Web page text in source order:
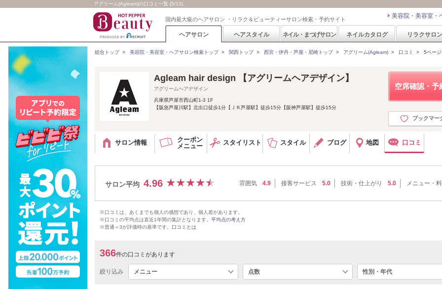
アグリーム(Agleam)の口コミ一覧 (5/13)
国内最大級のヘアサロン ・リラク＆ビューティーサロン検索・予約サイト 美容院・美容室・
ヘアサロン ヘアスタイル ネイル・まつげサロン ネイルカタログ リラクサロン
総合トップ> 美容院・美容室・ヘアサロン検索トップ> 関西トップ> 西宮・伊丹・芦屋・尼崎トップ> アグリーム(Agleam) > 口コミ > 5ページ
空席確認・予
ブックマー
Agleam hair design 【アグリームヘアデザイン】
アグリームヘアデザイン
兵庫県芦屋市西山町1-3 1F
【阪急芦屋川駅】北出口徒歩1分【ＪＲ芦屋駅】徒歩15分【阪神芦屋駅】徒歩15分
サロン情報
クーポン
メニュー
スタイリスト スタイル ブログ 地図 口コミ
サロン平均 4.96 雰囲気 4.9 接客サービス 5.0 技術・仕上がり 5.0 メニュー・
※口コミは、あくまでも個人の感想であり、個人差があります。
※口コミの平均点は直近1年間の集計となります。 平均点の考え方
※普通＝3が評価時の基準です。 口コミとは
366件の口コミがあります
絞り込み メニュー 点数 性別・年代